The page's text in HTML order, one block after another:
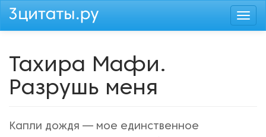
Перейти
Тахира Мафи.
Разрушь меня
Капли дождя — мое единственное